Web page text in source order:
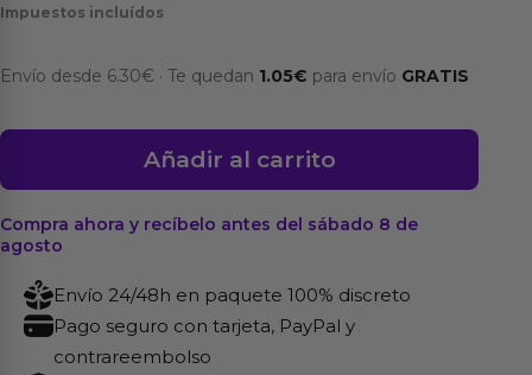
Impuestos incluídos
Envío desde 6.30€ · Te quedan 1.05€ para envío GRATIS
Pinzas
Metal
Añadir al carrito
Compra ahora y recíbelo antes del sábado 8 de
agosto
Envío 24/48h en paquete 100% discreto
Pago seguro con tarjeta, PayPal y
contrareembolso